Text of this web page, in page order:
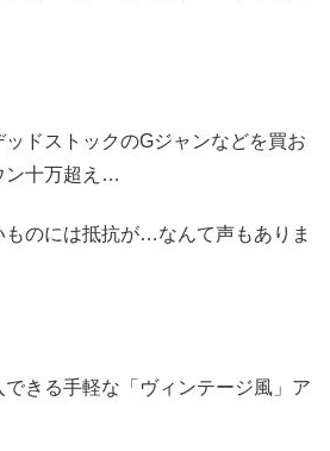
ドストックのGジャンなどを買お
ン十万超え…
のには抵抗が…なんて声もありま
きる手軽な「ヴィンテージ風」ア